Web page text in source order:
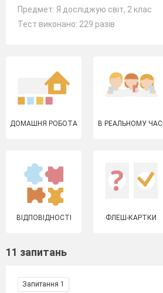
Предмет: Я досліджую світ, 2 клас
Тест виконано: 229 разів
ДОМАШНЯ РОБОТА В РЕАЛЬНОМУ ЧАСІ
ВІДПОВІДНОСТІ ФЛЕШ-КАРТКИ
11 запитань
Запитання 1